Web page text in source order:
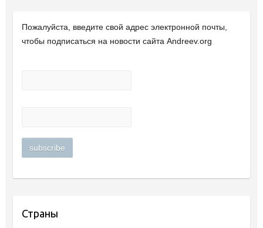
Пожалуйста, введите свой ​​адрес электронной почты,
чтобы подписаться на новости сайта Andreev.org
Страны